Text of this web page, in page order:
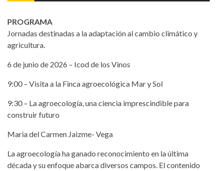
PROGRAMA
Jornadas destinadas a la adaptación al cambio climático y
agricultura.
6 de junio de 2026 – Icod de los Vinos
9:00 – Visita a la Finca agroecológica Mar y Sol
9:30 – La agroecología, una ciencia imprescindible para
construir futuro
Maria del Carmen Jaizme- Vega
La agroecología ha ganado reconocimiento en la última
década y su enfoque abarca diversos campos. El contenido